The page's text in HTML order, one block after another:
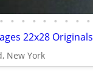
• • • • • • • • •
22x28 Originals
New York